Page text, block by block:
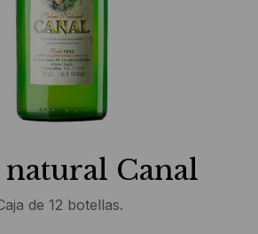
Canal
de 12 botellas.